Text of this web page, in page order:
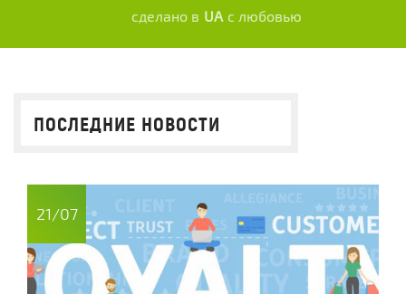
сделано в UA с любовью
ПОСЛЕДНИЕ НОВОСТИ
21/07